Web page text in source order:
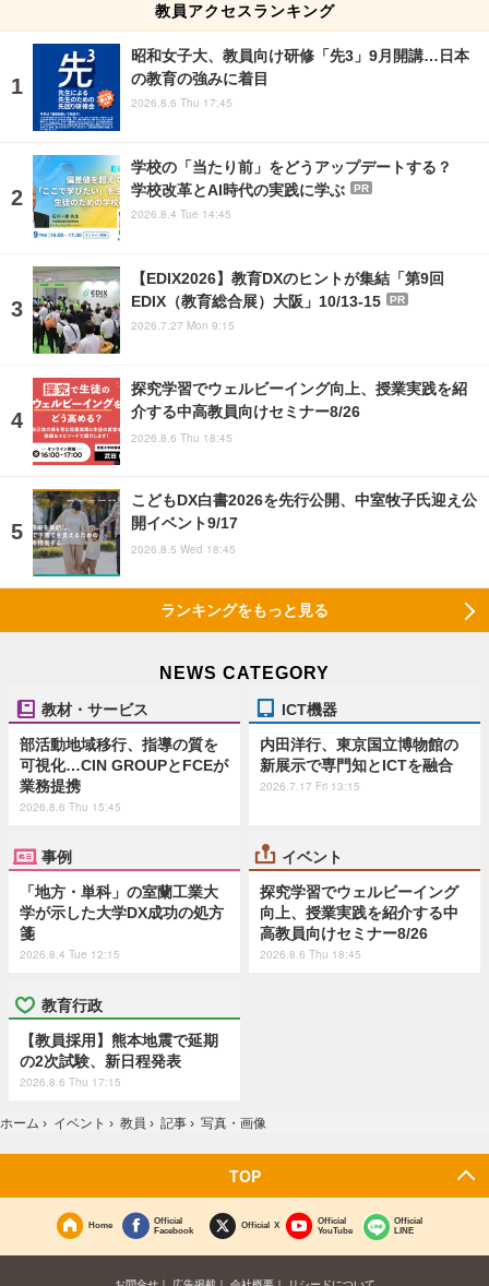
教員アクセスランキング
昭和女子大、教員向け研修「先3」9月開講…日本
の教育の強みに着目
2026.8.6 Thu 17:45
学校の「当たり前」をどうアップデートする？
学校改革とAI時代の実践に学ぶ
PR
2026.8.4 Tue 14:45
【EDIX2026】教育DXのヒントが集結「第9回
EDIX（教育総合展）大阪」10/13-15
PR
2026.7.27 Mon 9:15
探究学習でウェルビーイング向上、授業実践を紹
介する中高教員向けセミナー8/26
2026.8.6 Thu 18:45
こどもDX白書2026を先行公開、中室牧子氏迎え公
開イベント9/17
2026.8.5 Wed 18:45
ランキングをもっと見る
NEWS CATEGORY
教材・サービス
部活動地域移行、指導の質を
可視化…CIN GROUPとFCEが
業務提携
2026.8.6 Thu 15:45
ICT機器
内田洋行、東京国立博物館の
新展示で専門知とICTを融合
2026.7.17 Fri 13:15
事例
「地方・単科」の室蘭工業大
学が示した大学DX成功の処方
箋
2026.8.4 Tue 12:15
イベント
探究学習でウェルビーイング
向上、授業実践を紹介する中
高教員向けセミナー8/26
2026.8.6 Thu 18:45
教育行政
【教員採用】熊本地震で延期
の2次試験、新日程発表
2026.8.6 Thu 17:15
ホーム › イベント › 教員 › 記事 › 写真・画像
TOP
Home
Official
Facebook
Official X
Official
YouTube
Official
LINE